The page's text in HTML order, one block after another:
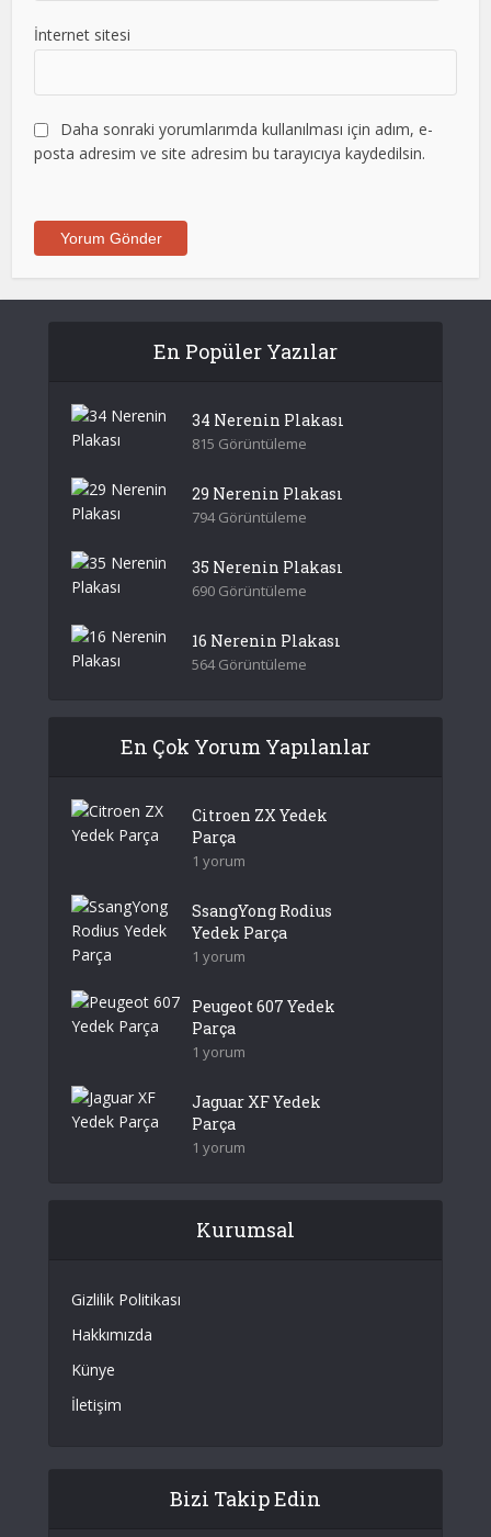
İnternet sitesi
Daha sonraki yorumlarımda kullanılması için adım, e-
posta adresim ve site adresim bu tarayıcıya kaydedilsin.
En Popüler Yazılar
34 Nerenin Plakası
815 Görüntüleme
29 Nerenin Plakası
794 Görüntüleme
35 Nerenin Plakası
690 Görüntüleme
16 Nerenin Plakası
564 Görüntüleme
En Çok Yorum Yapılanlar
Citroen ZX Yedek
Parça
1 yorum
SsangYong Rodius
Yedek Parça
1 yorum
Peugeot 607 Yedek
Parça
1 yorum
Jaguar XF Yedek
Parça
1 yorum
Kurumsal
Gizlilik Politikası
Hakkımızda
Künye
İletişim
Bizi Takip Edin